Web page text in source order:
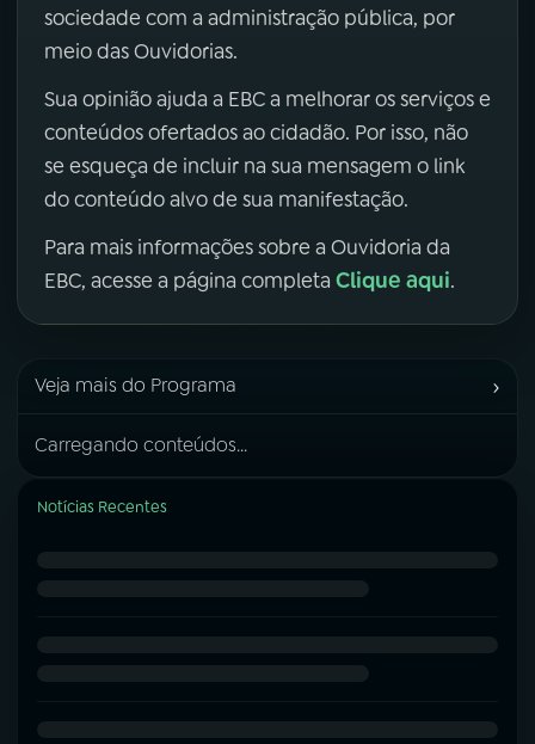
sociedade com a administração pública, por
meio das Ouvidorias.
Sua opinião ajuda a EBC a melhorar os serviços e
conteúdos ofertados ao cidadão. Por isso, não
se esqueça de incluir na sua mensagem o link
do conteúdo alvo de sua manifestação.
Para mais informações sobre a Ouvidoria da
EBC, acesse a página completa Clique aqui.
Veja mais do Programa ›
Carregando conteúdos...
Notícias Recentes